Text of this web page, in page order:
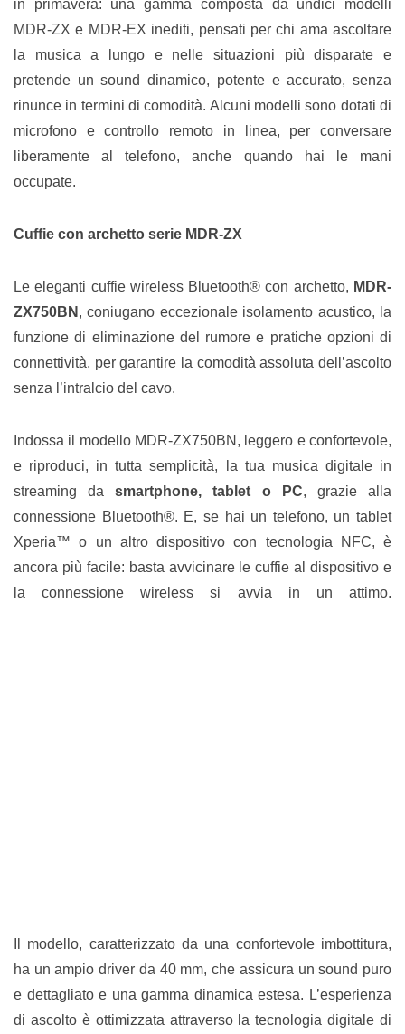
in primavera: una gamma composta da undici modelli
MDR-ZX e MDR-EX inediti, pensati per chi ama ascoltare
la musica a lungo e nelle situazioni più disparate e
pretende un sound dinamico, potente e accurato, senza
rinunce in termini di comodità. Alcuni modelli sono dotati di
microfono e controllo remoto in linea, per conversare
liberamente al telefono, anche quando hai le mani
occupate.
Cuffie con archetto serie MDR-ZX
Le eleganti cuffie wireless Bluetooth® con archetto, MDR-
ZX750BN , coniugano eccezionale isolamento acustico, la
funzione di eliminazione del rumore e pratiche opzioni di
connettività, per garantire la comodità assoluta dell’ascolto
senza l’intralcio del cavo.
Indossa il modello MDR-ZX750BN, leggero e confortevole,
e riproduci, in tutta semplicità, la tua musica digitale in
streaming dasmartphone, tablet o PC, grazie alla
connessione Bluetooth®. E, se hai un telefono, un tablet
Xperia™ o un altro dispositivo con tecnologia NFC, è
ancora più facile: basta avvicinare le cuffie al dispositivo e
la connessione wireless si avvia in un attimo.
Il modello, caratterizzato da una confortevole imbottitura,
ha un ampio driver da 40 mm, che assicura un sound puro
e dettagliato e una gamma dinamica estesa. L’esperienza
di ascolto è ottimizzata attraverso la tecnologia digitale di